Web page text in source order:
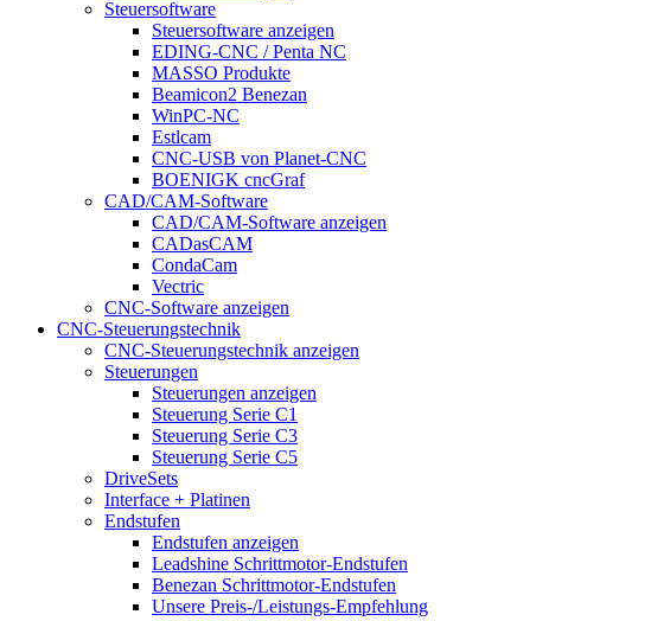
Steuersoftware
Steuersoftware anzeigen
EDING-CNC / Penta NC
MASSO Produkte
Beamicon2 Benezan
WinPC-NC
Estlcam
CNC-USB von Planet-CNC
BOENIGK cncGraf
CAD/CAM-Software
CAD/CAM-Software anzeigen
CADasCAM
CondaCam
Vectric
CNC-Software anzeigen
CNC-Steuerungstechnik
CNC-Steuerungstechnik anzeigen
Steuerungen
Steuerungen anzeigen
Steuerung Serie C1
Steuerung Serie C3
Steuerung Serie C5
DriveSets
Interface + Platinen
Endstufen
Endstufen anzeigen
Leadshine Schrittmotor-Endstufen
Benezan Schrittmotor-Endstufen
Unsere Preis-/Leistungs-Empfehlung